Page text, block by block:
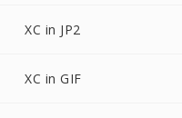
XC in JP2
XC in GIF